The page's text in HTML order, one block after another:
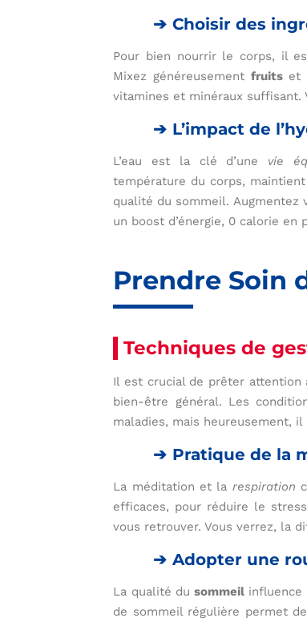
Choisir des
Pour bien nourrir le corps, il
Mixez généreusement fruitset
vitamines et minéraux suffisant.
L’impact de
L’eau est la clé d’une vie
température du corps,
qualité du sommeil. Augmentez
un boost d’énergie, 0 calorie en
Prendre Soin
Techniques de
Il est crucial de prêter attention
bien-être général. Les
maladies, mais heureusement,
Pratique de la
La méditation et la respiration
efficaces, pour réduire le
vous retrouver. Vous verrez, la
Adopter une
La qualité dusommeil influence
de sommeil régulière permet